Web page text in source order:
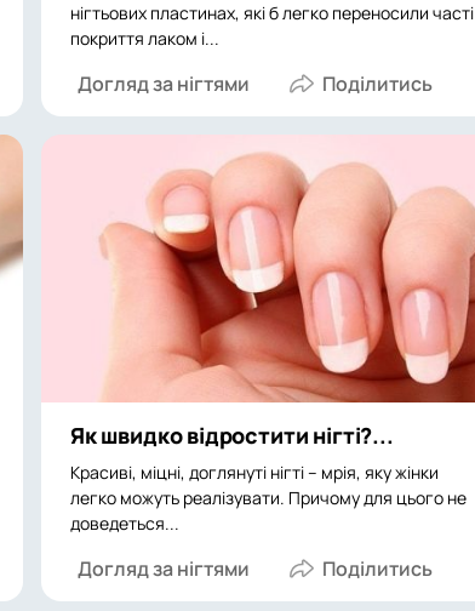
нігтьових пластинах, які б легко переносили часті
покриття лаком і...
Догляд за нігтями
Як швидко відростити нігті?...
Красиві, міцні, доглянуті нігті – мрія, яку жінки
легко можуть реалізувати. Причому для цього не
доведеться...
Догляд за нігтями